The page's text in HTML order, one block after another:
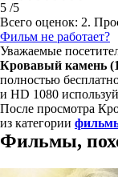
5 /5
Всего оценок: 2.
Фильм не работает?
Уважаемые
Кровавый камень
полностью
и HD 1080
После просмотра
из категории
Фильмы,